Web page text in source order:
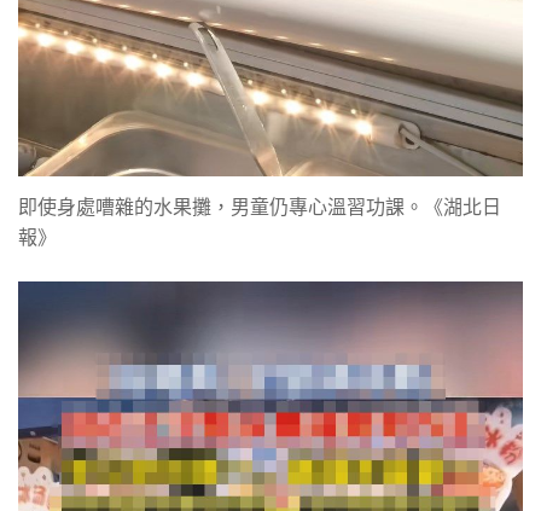
即使身處嘈雜的水果攤，男童仍專心溫習功課。《湖北日
報》